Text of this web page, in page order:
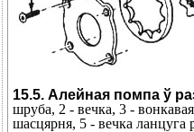
15.5. Алейная помпа ў
шруба, 2 - вечка, 3 -
шасцярня, 5 - вечка ланцуга